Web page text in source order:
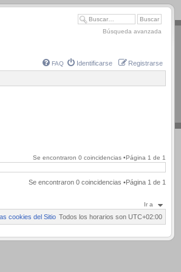
Búsqueda avanzada
FAQ Identificarse Registrarse
Se encontraron 0 coincidencias •Página 1 de 1
Se encontraron 0 coincidencias •Página 1 de 1
Ir a
Todos los horarios son UTC+02:00
cookies del Sitio